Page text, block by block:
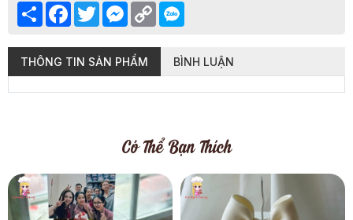
Share Facebook
TwitterMessenger
Copy
Link
THÔNG TIN SẢN PHẨM BÌNH LUẬN
Có Thể Bạn Thích